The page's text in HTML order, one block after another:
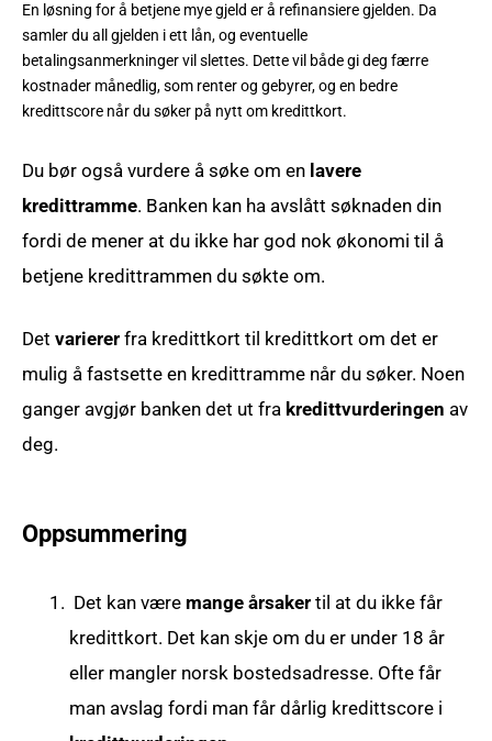
En løsning for å betjene mye gjeld er å refinansiere gjelden. Da
samler du all gjelden i ett lån, og eventuelle
betalingsanmerkninger vil slettes. Dette vil både gi deg færre
kostnader månedlig, som renter og gebyrer, og en bedre
kredittscore når du søker på nytt om kredittkort.
Du bør også vurdere å søke om en lavere
kredittramme. Banken kan ha avslått søknaden din
fordi de mener at du ikke har god nok økonomi til å
betjene kredittrammen du søkte om.
Detvariererfra kredittkort til kredittkort om det er
mulig å fastsette en kredittramme når du søker. Noen
ganger avgjør banken det ut fra kredittvurderingen av
deg.
Oppsummering
Det kan være mange årsakertil at du ikke får
kredittkort. Det kan skje om du er under 18 år
eller mangler norsk bostedsadresse. Ofte får
man avslag fordi man får dårlig kredittscore i